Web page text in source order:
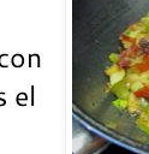
el